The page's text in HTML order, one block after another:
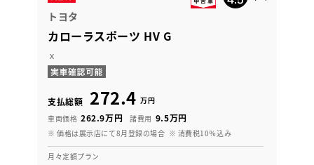
トヨタ
カローラスポーツ HV G
ｘ
支払総額 272.4 万円
車両価格 262.9万円 諸費用 9.5万円
※ 価格は展示店にて8月登録の場合 ※ 消費税10％込み
月々定額プラン